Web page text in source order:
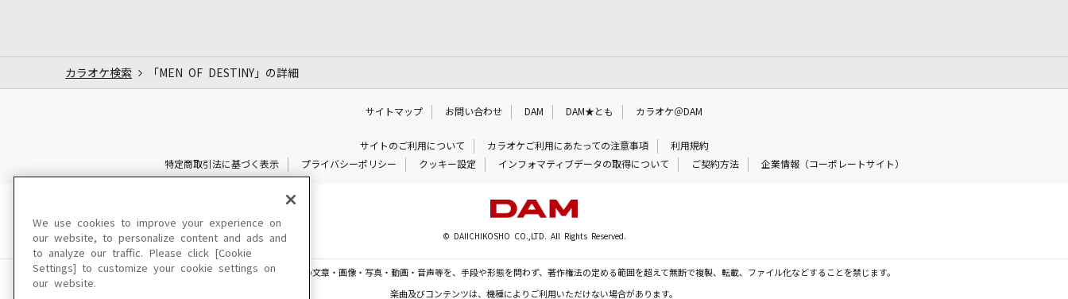
カラオケ検索 「MEN OF DESTINY」の詳細
サイトマップ お問い合わせ DAM DAM★とも カラオケ＠DAM
サイトのご利用について カラオケご利用にあたっての注意事項
利用規約
特定商取引法に基づく表示
プライバシーポリシー クッキー設定 インフォマティブデータの取得について ご契約方法 企業情報（コーポレートサイト）
© DAIICHIKOSHO CO.,LTD. All Rights Reserved.
このサイトに掲載されている一切の文章・画像・写真・動画・音声等を、手段や形態を問わず、著作権法の定める範囲を超えて無断で複製、転載、ファイル化などすることを禁じます。
楽曲及びコンテンツは、機種によりご利用いただけない場合があります。
We use cookies to improve your experience on
our website, to personalize content and ads and
to analyze our traffic. Please click [Cookie
Settings] to customize your cookie settings on
our website.